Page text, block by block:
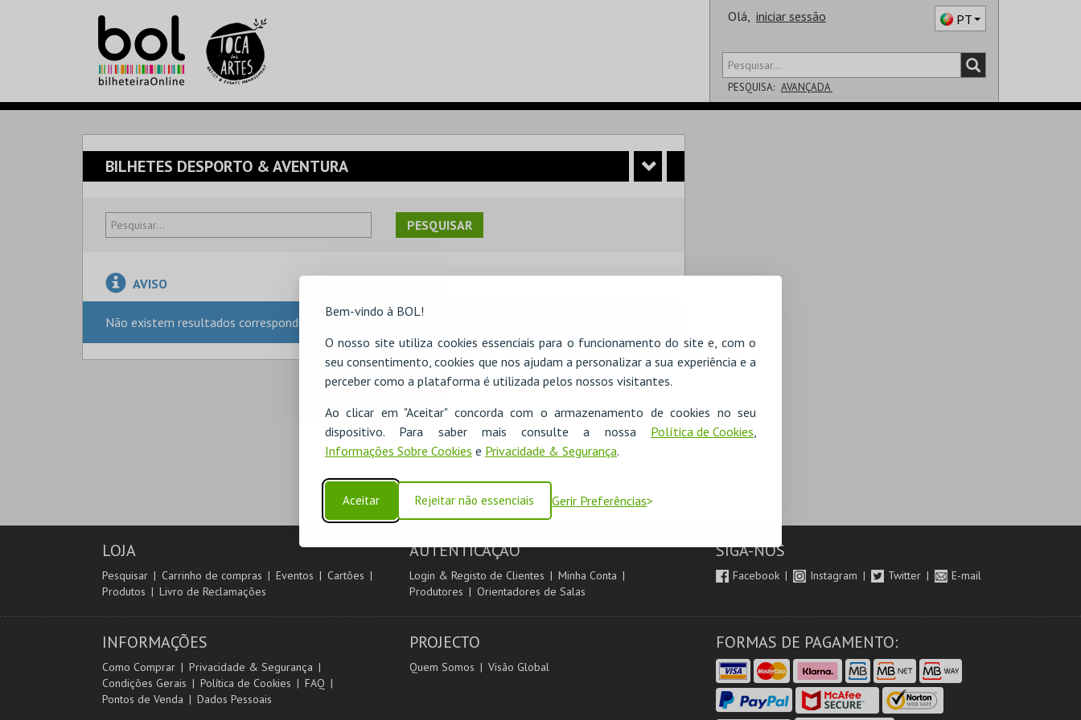
Bem-vindo à BOL!
O nosso site utiliza cookies essenciais para o funcionamento do site e, com o
seu consentimento, cookies que nos ajudam a personalizar a sua experiência e a
perceber como a plataforma é utilizada pelos nossos visitantes.
Ao clicar em "Aceitar" concorda com o armazenamento de cookies no seu
dispositivo. Para saber mais consulte a nossa Política de Cookies,
Informações Sobre Cookies e Privacidade & Segurança.
Aceitar Rejeitar não essenciais Gerir Preferências
Olá, iniciar sessão PT
PESQUISA: AVANÇADA
BILHETES DESPORTO & AVENTURA
AVISO
Não existem resultados correspondentes à sua pesquisa.
LOJA
Pesquisar Carrinho de compras Eventos
Cartões
Produtos
Livro de Reclamações
AUTENTICAÇÃO
Login & Registo de Clientes
Minha Conta
Produtores
Orientadores de Salas
SIGA-NOS
Facebook Instagram Twitter E-mail
INFORMAÇÕES
Como Comprar
Privacidade & Segurança
Condições Gerais
Política de Cookies
FAQ
Pontos de Venda
Dados Pessoais
PROJECTO
Quem Somos Visão Global
FORMAS DE PAGAMENTO: